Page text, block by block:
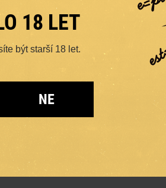
18 LET
být starší 18 let.
NE ГОРЬКИЙ 11
СВЕТЛЫЙ ЛАГЕР